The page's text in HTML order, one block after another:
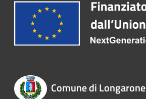
Comune di Longarone